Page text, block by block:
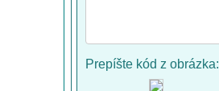
Prepíšte kód z obrázka: